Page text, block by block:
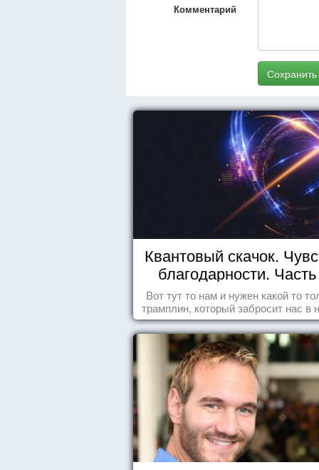
Комментарий
Сохранить
Квантовый скачок.
благодарности.
Вот тут то нам и нужен какой то
трамплин, который забросит нас в
реальность.